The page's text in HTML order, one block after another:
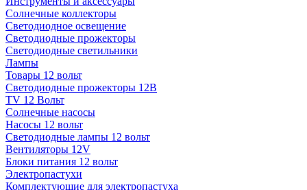
Солнечные коллекторы
Светодиодное освещение
Светодиодные прожекторы
Светодиодные светильники
Лампы
Товары 12 вольт
Светодиодные прожекторы 12В
TV 12 Вольт
Солнечные насосы
Насосы 12 вольт
Светодиодные лампы 12 вольт
Вентиляторы 12V
Блоки питания 12 вольт
Электропастухи
Комплектующие для электропастуха